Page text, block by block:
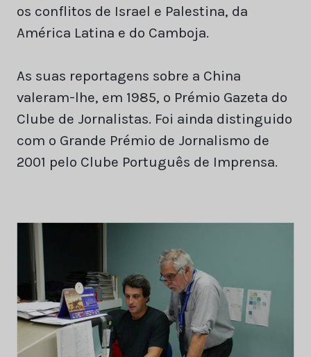
os conflitos de Israel e Palestina, da
América Latina e do Camboja.
As suas reportagens sobre a China
valeram-lhe, em 1985, o Prémio Gazeta do
Clube de Jornalistas. Foi ainda distinguido
com o Grande Prémio de Jornalismo de
2001 pelo Clube Português de Imprensa.